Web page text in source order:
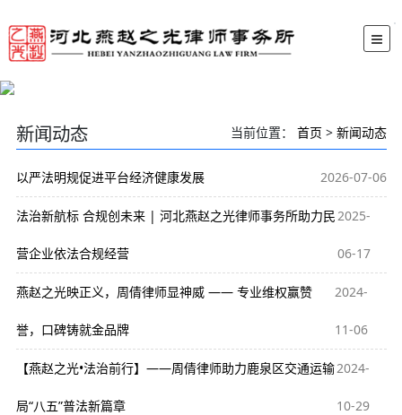
新闻动态 当前位置： 首页 > 新闻动态
以严法明规促进平台经济健康发展 2026-07-06
法治新航标 合规创未来 | 河北燕赵之光律师事务所助力民
营企业依法合规经营
2025-
06-17
燕赵之光映正义，周倩律师显神威 —— 专业维权赢赞
誉，口碑铸就金品牌
2024-
11-06
【燕赵之光•法治前行】——周倩律师助力鹿泉区交通运输
局“八五”普法新篇章
2024-
10-29